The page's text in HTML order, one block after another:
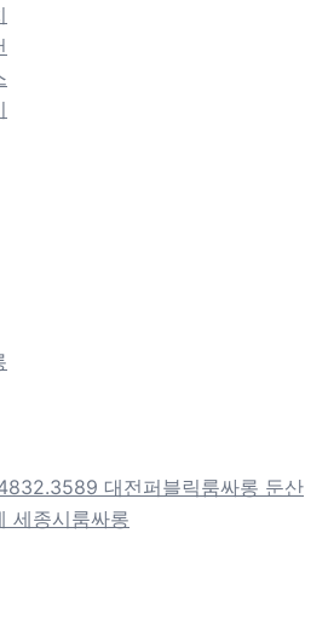
대전퍼블릭룸싸롱 둔산
세종시룸싸롱